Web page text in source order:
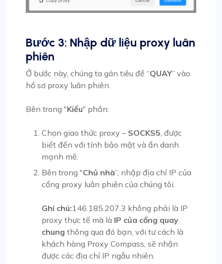
Bước 3: Nhập dữ liệu proxy luân
phiên
Ở bước này, chúng ta gán tiêu đề “QUAY” vào
hồ sơ proxy luân phiên.
Bên trong "Kiểu" phần:
Chọn giao thức proxy – SOCKS5 , được
biết đến với tính bảo mật và ẩn danh
mạnh mẽ.
Bên trong "Chủ nhà”, nhập địa chỉ IP của
cổng proxy luân phiên của chúng tôi.
Ghi chú:146.185.207.3 không phải là IP
proxy thực tế mà là IP của cổng quay
chung thông qua đó bạn, với tư cách là
khách hàng Proxy Compass, sẽ nhận
được các địa chỉ IP ngẫu nhiên.